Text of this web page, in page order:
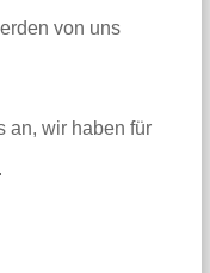
von uns
an, wir haben für